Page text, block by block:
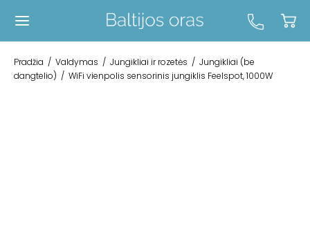
Pradžia / Valdymas / Jungikliai ir rozetės / Jungikliai (be
dangtelio) / WiFi vienpolis sensorinis jungiklis Feelspot, 1000W